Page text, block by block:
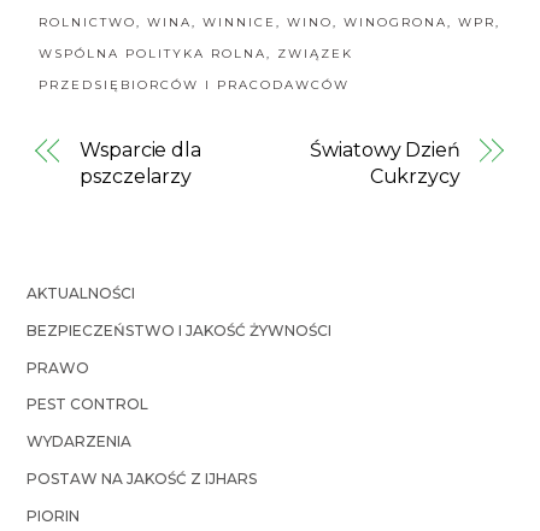
ROLNICTWO,WINA,WINNICE,WINO,WINOGRONA,WPR,
WSPÓLNA POLITYKA ROLNA, ZWIĄZEK
PRZEDSIĘBIORCÓW I PRACODAWCÓW
Wsparcie dla
pszczelarzy
Światowy Dzień
Cukrzycy
AKTUALNOŚCI
BEZPIECZEŃSTWO I JAKOŚĆ ŻYWNOŚCI
PRAWO
PEST CONTROL
WYDARZENIA
POSTAW NA JAKOŚĆ Z IJHARS
PIORIN